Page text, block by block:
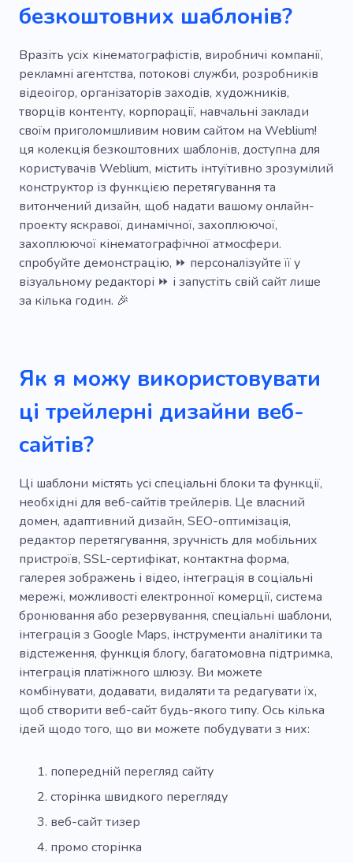
безкоштовних шаблонів?
Вразіть усіх кінематографістів, виробничі компанії,
рекламні агентства, потокові служби, розробників
відеоігор, організаторів заходів, художників,
творців контенту, корпорації, навчальні заклади
своїм приголомшливим новим сайтом на Weblium!
ця колекція безкоштовних шаблонів, доступна для
користувачів Weblium, містить інтуїтивно зрозумілий
конструктор із функцією перетягування та
витончений дизайн, щоб надати вашому онлайн-
проекту яскравої, динамічної, захоплюючої,
захоплюючої кінематографічної атмосфери.
спробуйте демонстрацію, ⏩ персоналізуйте її у
візуальному редакторі ⏩ і запустіть свій сайт лише
за кілька годин. 🎉
Як я можу використовувати
ці трейлерні дизайни веб-
сайтів?
Ці шаблони містять усі спеціальні блоки та функції,
необхідні для веб-сайтів трейлерів. Це власний
домен, адаптивний дизайн, SEO-оптимізація,
редактор перетягування, зручність для мобільних
пристроїв, SSL-сертифікат, контактна форма,
галерея зображень і відео, інтеграція в соціальні
мережі, можливості електронної комерції, система
бронювання або резервування, спеціальні шаблони,
інтеграція з Google Maps, інструменти аналітики та
відстеження, функція блогу, багатомовна підтримка,
інтеграція платіжного шлюзу. Ви можете
комбінувати, додавати, видаляти та редагувати їх,
щоб створити веб-сайт будь-якого типу. Ось кілька
ідей щодо того, що ви можете побудувати з них:
попередній перегляд сайту
сторінка швидкого перегляду
веб-сайт тизер
промо сторінка